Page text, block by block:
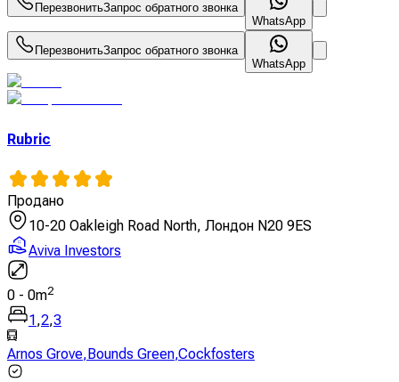
ПерезвонитьЗапрос обратного звонка
WhatsApp
ПерезвонитьЗапрос обратного звонка
WhatsApp
Rubric
Продано
10-20 Oakleigh Road North, Лондон N20 9ES
Aviva Investors
0 - 0m2
1 ,2,3
Arnos Grove, Bounds Green,Cockfosters